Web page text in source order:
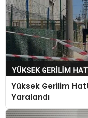
Yüksek Gerilim
Yaralandı